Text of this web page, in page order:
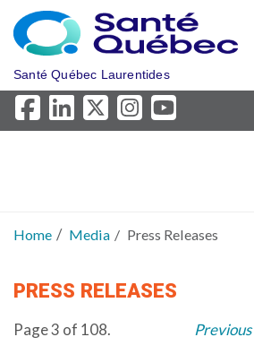
Skip to main content
Santé Québec Laurentides
Home Media Press Releases
PRESS RELEASES
Page 3 of 108. Previous